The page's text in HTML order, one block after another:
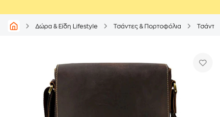
Δώρα & Είδη Lifestyle Τσάντες & Πορτοφόλια